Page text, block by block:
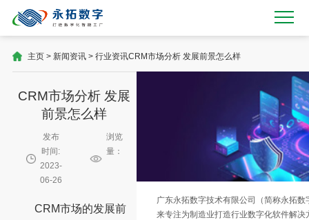
主页> 新闻资讯> 行业资讯CRM市场分析 发展前景怎么样
CRM市场分析 发展
前景怎么样
发布
时间:
2023-
06-26
浏览
量：
CRM市场的发展前
广东永拓数字技术有限公司（简称永拓
来专注为制造业打造行业数字化软件解决